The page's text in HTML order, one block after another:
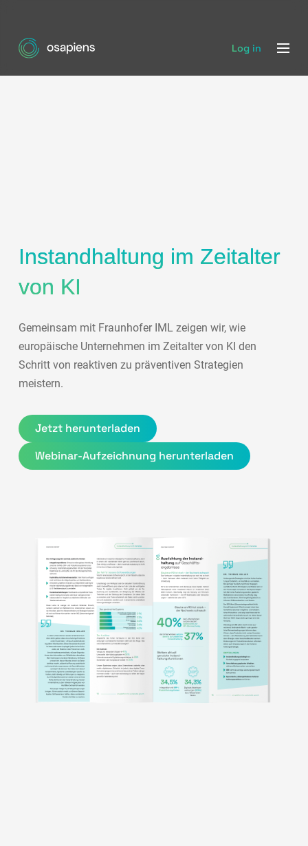
Log in
Instandhaltung im Zeitalter
von KI
Gemeinsam mit Fraunhofer IML zeigen wir, wie
europäische Unternehmen im Zeitalter von KI den
Schritt von reaktiven zu präventiven Strategien
meistern.
Jetzt herunterladen
Webinar-Aufzeichnung herunterladen